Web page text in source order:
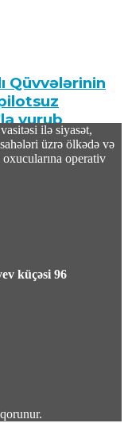
Qüvvələrinin
vurub
üçün
öyrənib
ilə siyasət,
üzrə ölkədə və
operativ
küçəsi 96